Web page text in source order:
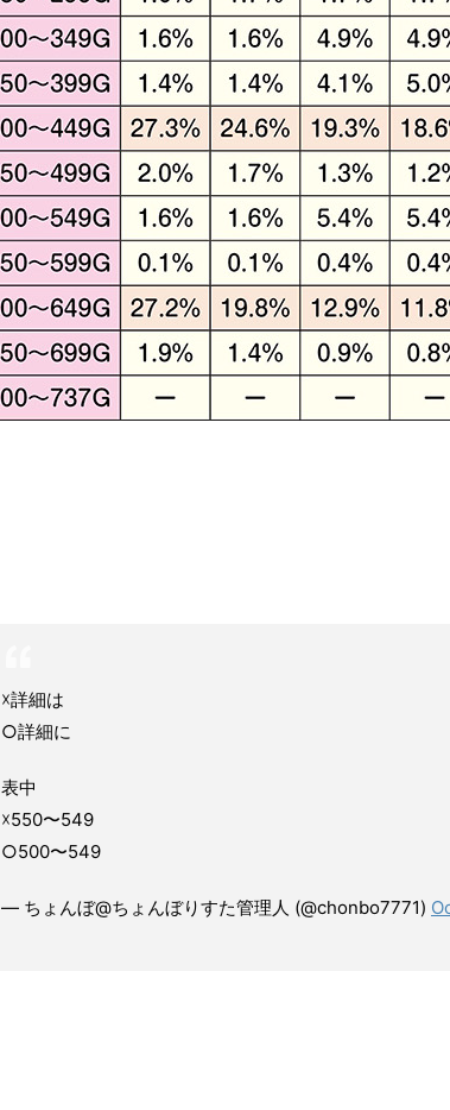
☓詳細は
○詳細に
表中
☓550〜549
○500〜549
— ちょんぼ@ちょんぼりすた管理人 (@chonbo7771)